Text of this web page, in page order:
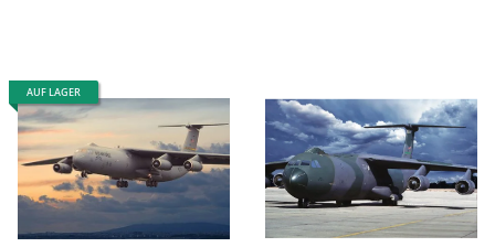
AUF LAGER